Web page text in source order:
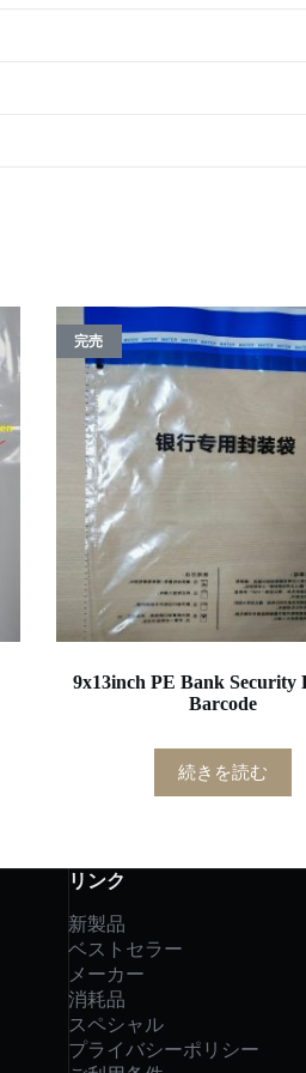
完売
9x13inch PE Bank Security
Barcode
続きを読む
リンク
新製品
ベストセラー
メーカー
消耗品
スペシャル
プライバシーポリシー